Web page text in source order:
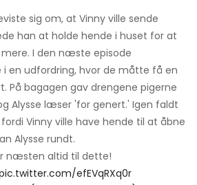
sig om, at Vinny ville sende
han at holde hende i huset for at
I den næste episode
i en udfordring, hvor de måtte få en
På bagagen gav drengene pigerne
Alysse læser 'for genert.' Igen faldt
Vinny ville have hende til at åbne
Alysse rundt.
næsten altid til dette!
efEVqRXq0r